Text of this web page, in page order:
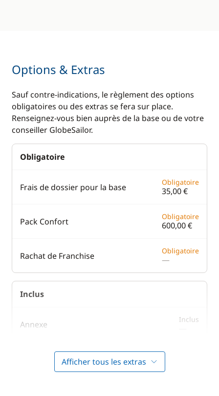
Options & Extras
Sauf contre-indications, le règlement des options
obligatoires ou des extras se fera sur place.
Renseignez-vous bien auprès de la base ou de votre
conseiller GlobeSailor.
Obligatoire
Frais de dossier pour la base Obligatoire
35,00 €
Pack Confort Obligatoire
600,00 €
Rachat de Franchise Obligatoire
—
Inclus
Annexe Inclus
Forfait Nettoyage Retour
Afficher tous les extras